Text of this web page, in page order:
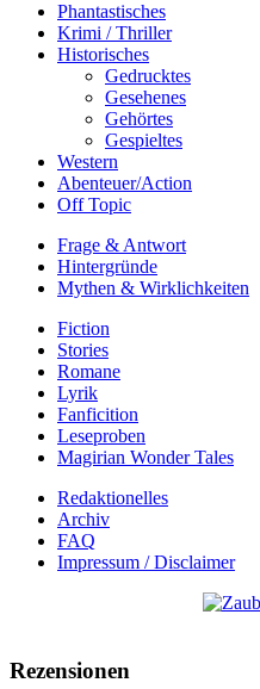
Phantastisches
Krimi / Thriller
Historisches
Gedrucktes
Gesehenes
Gehörtes
Gespieltes
Western
Abenteuer/Action
Off Topic
Frage & Antwort
Hintergründe
Mythen & Wirklichkeiten
Fiction
Stories
Romane
Lyrik
Fanficition
Leseproben
Magirian Wonder Tales
Redaktionelles
Archiv
FAQ
Impressum / Disclaimer
Rezensionen